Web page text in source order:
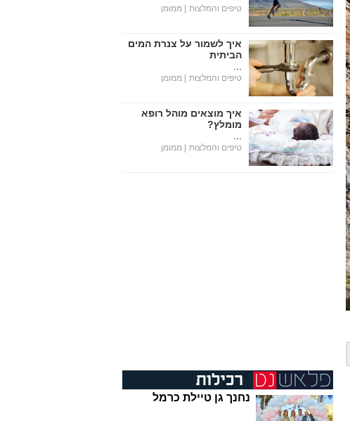
טיפים והמלצות | ממומן
איך לשמור על צנרת המים
הביתית
טיפים והמלצות | ממומן
איך מוצאים מוהל רופא
מומלץ?
טיפים והמלצות | ממומן
נחנך גן טיילת כרמל